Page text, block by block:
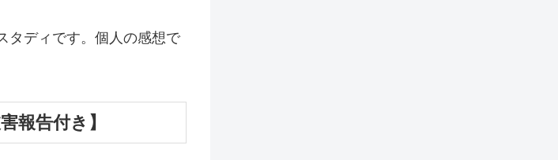
タディです。個人の感想で
報告付き】